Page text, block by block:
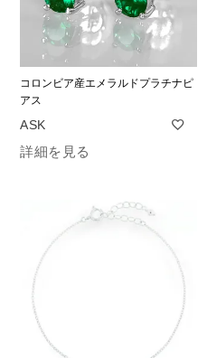
コロンビア産エメラルドプラチナピ
アス
詳細を見る